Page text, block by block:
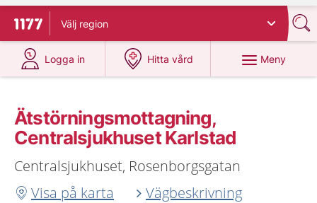
Till startsidan för 1177
Välj region
Logga in
på 1177.se
Hitta vård
på 1177.se
Meny
Ätstörningsmottagning,
Centralsjukhuset Karlstad
Centralsjukhuset, Rosenborgsgatan
Visa på karta
Vägbeskrivning